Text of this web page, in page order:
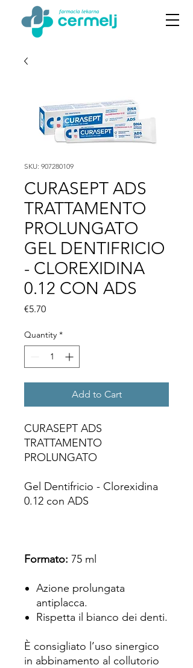
SKU: 907280109
CURASEPT ADS
TRATTAMENTO
PROLUNGATO
GEL DENTIFRICIO
- CLOREXIDINA
0.12 CON ADS
€5.70Price
Quantity *
Add to Cart
CURASEPT ADS
TRATTAMENTO
PROLUNGATO
Gel Dentifricio - Clorexidina
0.12 con ADS
Formato: 75 ml
Azione prolungata
antiplacca.
Rispetta il bianco dei denti.
È consigliato l’uso sinergico
in abbinamento al collutorio